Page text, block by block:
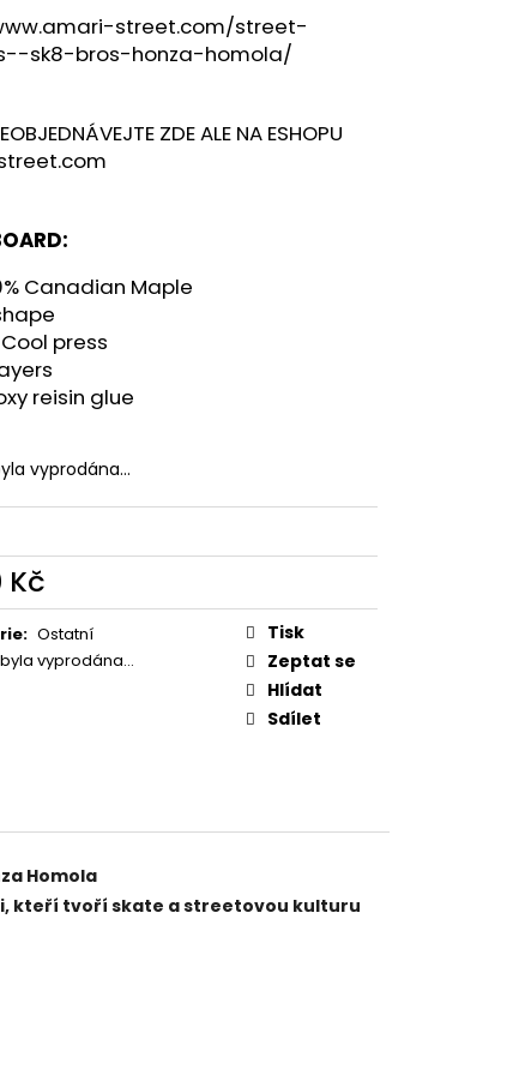
street.com/street-
sk8-bros-honza-homola/
ZDE ALE NA ESHOPU
Canadian Maple
press
reisin glue
vyprodána…
Kč
: Ostatní
vyprodána…
Tisk
Zeptat se
Hlídat
Sdílet
Homola
kteří tvoří skate a streetovou kulturu